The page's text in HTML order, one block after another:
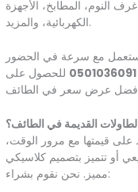
النوم، المطابخ، الأجهزة
الكهربائية، والمزيد.
مع سرعة في الحضور
0501036091 للحصول على
القديمة في الطائف؟
قيمتها مع مرور الوقت،
أو تتميز بتصميم كلاسيكي
مميز. نحن نقوم بشراء: